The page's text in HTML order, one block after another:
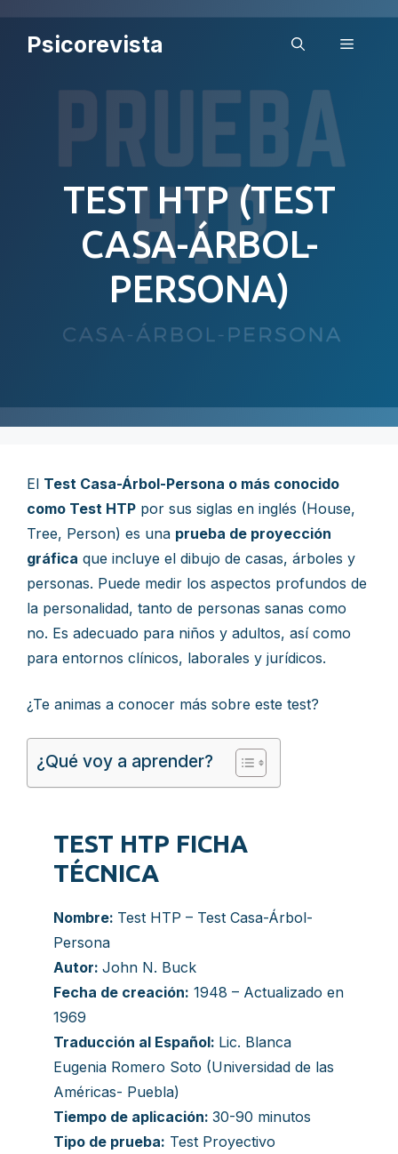
Psicorevista Menú
TEST HTP (TEST
CASA-ÁRBOL-
PERSONA)
El Test Casa-Árbol-Persona o más conocido
como Test HTP por sus siglas en inglés (House,
Tree, Person) es una prueba de proyección
gráfica que incluye el dibujo de casas, árboles y
personas. Puede medir los aspectos profundos de
la personalidad, tanto de personas sanas como
no. Es adecuado para niños y adultos, así como
para entornos clínicos, laborales y jurídicos.
¿Te animas a conocer más sobre este test?
¿Qué voy a aprender?
TEST HTP FICHA
TÉCNICA
Nombre: Test HTP – Test Casa-Árbol-
Persona
Autor: John N. Buck
Fecha de creación: 1948 – Actualizado en
1969
Traducción al Español: Lic. Blanca
Eugenia Romero Soto (Universidad de las
Américas- Puebla)
Tiempo de aplicación: 30-90 minutos
Tipo de prueba: Test Proyectivo